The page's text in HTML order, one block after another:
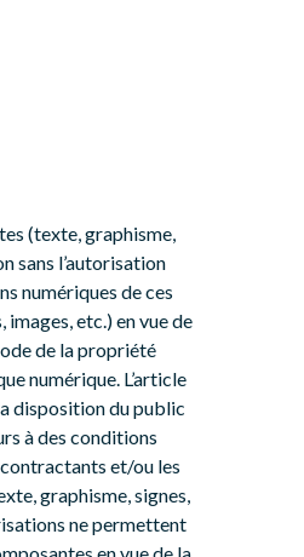
(texte, graphisme,
sans l’autorisation
numériques de ces
etc.) en vue de
de la propriété
numérique. L’article
disposition du public
à des conditions
et/ou les
graphisme, signes,
ne permettent